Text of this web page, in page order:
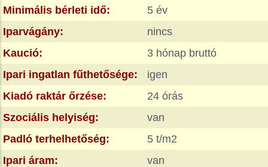
Minimális bérleti idő:
5 év
Iparvágány:
nincs
Kaució:
3 hónap bruttó
Ipari ingatlan fűthetősége:
igen
Kiadó raktár őrzése:
24 órás
Szociális helyiség:
van
Padló terhelhetőség:
5 t/m2
Ipari áram:
van